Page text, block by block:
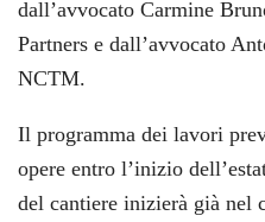
dall’avvocato Carmine
Partners e dall’avvocato
NCTM.
Il programma dei lavori
opere entro l’inizio
del cantiere inizierà già nel